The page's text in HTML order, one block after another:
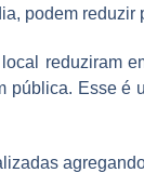
podem reduzir
reduziram
pública. Esse é